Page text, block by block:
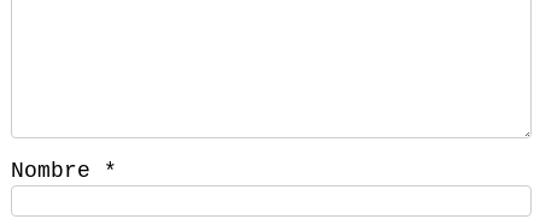
Nombre *